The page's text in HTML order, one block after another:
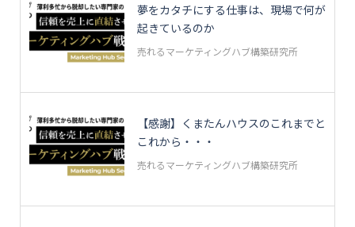
夢をカタチにする仕事は、現場で何が
起きているのか
売れるマーケティングハブ構築研究所
【感謝】くまたんハウスのこれまでと
これから・・・
売れるマーケティングハブ構築研究所